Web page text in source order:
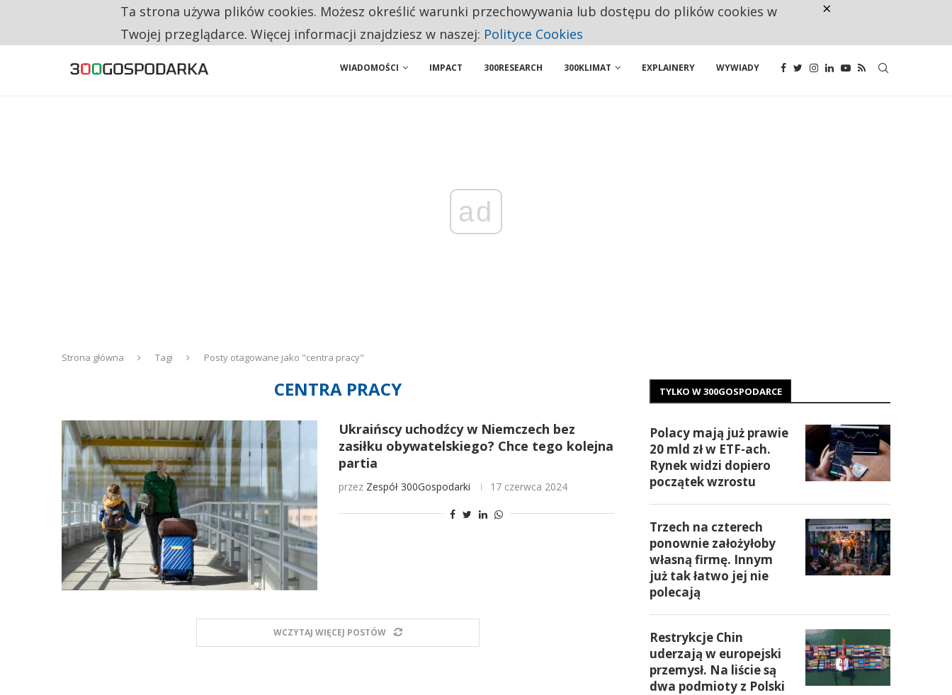
TRZECH NA CZTERECH PONOWNIE ZAŁOŻYŁOBY WŁASNĄ FIRMĘ. INNYM JUŻ TAK ŁATWO JEJ NIE POLECAJĄ
WIADOMOŚCI IMPACT 300RESEARCH 300KLIMAT EXPLAINERY WYWIADY
ad
Strona główna Tagi Posty otagowane jako "centra pracy"
CENTRA PRACY
Ukraińscy uchodźcy w Niemczech bez
zasiłku obywatelskiego? Chce tego kolejna
partia
przez Zespół 300Gospodarki 17 czerwca 2024
WCZYTAJ WIĘCEJ POSTÓW
TYLKO W 300GOSPODARCE
Polacy mają już prawie
20 mld zł w ETF-ach.
Rynek widzi dopiero
początek wzrostu
Trzech na czterech
ponownie założyłoby
własną firmę. Innym
już tak łatwo jej nie
polecają
Restrykcje Chin
uderzają w europejski
przemysł. Na liście są
dwa podmioty z Polski
Ta strona używa plików cookies. Możesz określić warunki przechowywania lub dostępu do plików cookies w
Twojej przeglądarce. Więcej informacji znajdziesz w naszej: Polityce Cookies
×